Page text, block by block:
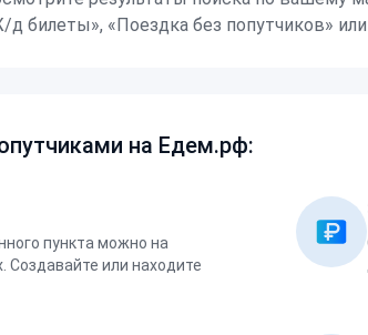
д билеты», «Поездка без попутчиков»
на Едем.рф:
пункта можно на
Создавайте или находите